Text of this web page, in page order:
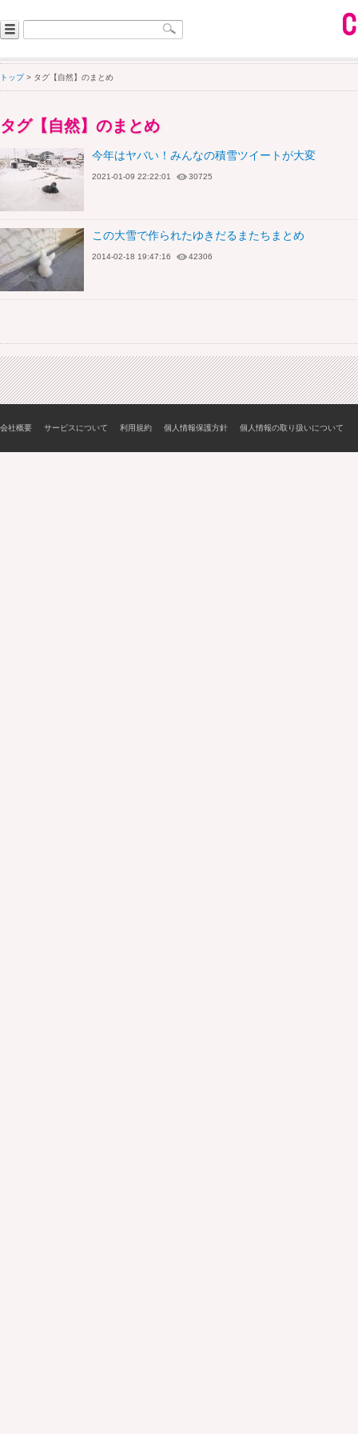
トップ> タグ【自然】のまとめ
タグ【自然】のまとめ
今年はヤバい！みんなの積雪ツイートが大変
2021-01-09 22:22:01 30725
この大雪で作られたゆきだるまたちまとめ
2014-02-18 19:47:16 42306
会社概要 サービスについて 利用規約 個人情報保護方針 個人情報の取り扱いについて